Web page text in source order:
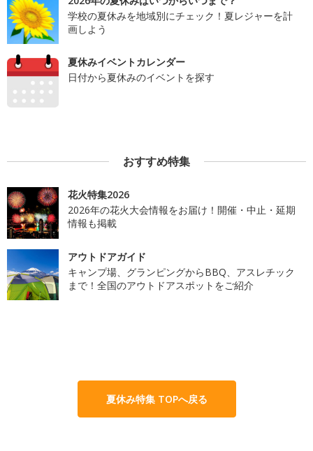
学校の夏休みを地域別にチェック！夏レジャーを計
画しよう
夏休みイベントカレンダー
日付から夏休みのイベントを探す
おすすめ特集
花火特集2026
2026年の花火大会情報をお届け！開催・中止・延期
情報も掲載
アウトドアガイド
キャンプ場、グランピングからBBQ、アスレチック
まで！全国のアウトドアスポットをご紹介
夏休み特集 TOPへ戻る